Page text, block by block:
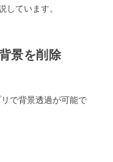
しています。
景を削除
で背景透過が可能で